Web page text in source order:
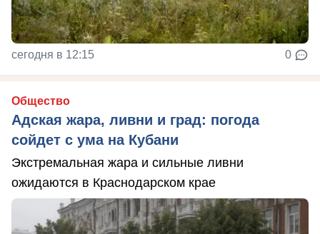
сегодня в 12:15 0
Общество
Адская жара, ливни и град: погода
сойдет с ума на Кубани
Экстремальная жара и сильные ливни
ожидаются в Краснодарском крае